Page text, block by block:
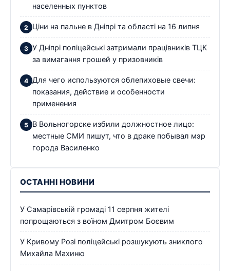
населенных пунктов
Ціни на пальне в Дніпрі та області на 16 липня
У Дніпрі поліцейські затримали працівників ТЦК
за вимагання грошей у призовників
Для чего используются облепиховые свечи:
показания, действие и особенности
применения
В Вольногорске избили должностное лицо:
местные СМИ пишут, что в драке побывал мэр
города Василенко
ОСТАННІ НОВИНИ
У Самарівській громаді 11 серпня жителі
попрощаються з воїном Дмитром Боєвим
У Кривому Розі поліцейські розшукують зниклого
Михайла Махиню